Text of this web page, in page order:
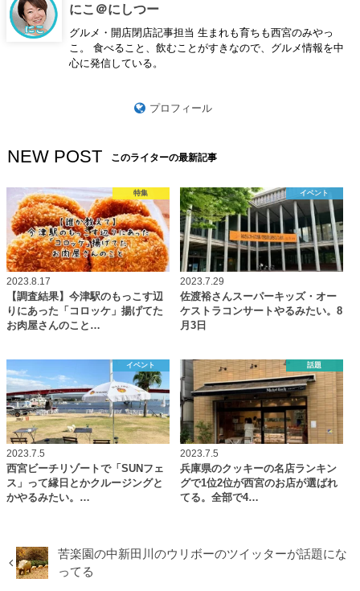
にこ＠にしつー
グルメ・開店閉店記事担当 生まれも育ちも西宮のみやっ
こ。 食べること、飲むことがすきなので、グルメ情報を中
心に発信している。
プロフィール
NEW POST このライターの最新記事
特集
2023.8.17
【調査結果】今津駅のもっこす辺
りにあった「コロッケ」揚げてた
お肉屋さんのこと…
イベント
2023.7.29
佐渡裕さんスーパーキッズ・オー
ケストラコンサートやるみたい。8
月3日
イベント
2023.7.5
西宮ビーチリゾートで「SUNフェ
ス」って縁日とかクルージングと
かやるみたい。…
話題
2023.7.5
兵庫県のクッキーの名店ランキン
グで1位2位が西宮のお店が選ばれ
てる。全部で4…
苦楽園の中新田川のウリボーのツイッターが話題にな
ってる